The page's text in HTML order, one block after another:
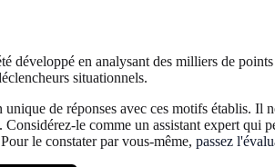
développé en analysant des milliers de
situationnels.
de réponses avec ces motifs établis. Il
le comme un assistant expert
le constater par vous-même, passez